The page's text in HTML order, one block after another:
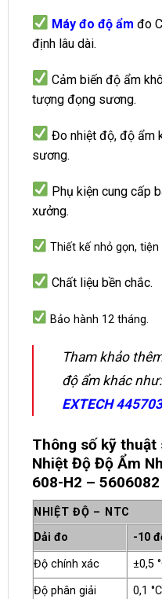
Máy đo độ ẩm đo
định lâu dài.
Cảm biến độ ẩm
tượng đọng sương.
Đo nhiệt độ, độ ẩm
sương.
Phụ kiện cung cấp
xưởng.
Thiết kế nhỏ gọn, tiện
Chất liệu bền chắc.
Bảo hành 12 tháng.
Tham khảo
độ ẩm khác như:
EXTECH 445703
Thông số kỹ thuật
Nhiệt Độ Độ Ẩm
608-H2 –
NHIỆT ĐỘ – NTC
Dải đo
-10
Độ chính xác
±0,5
Độ phân giải
0,1 °C